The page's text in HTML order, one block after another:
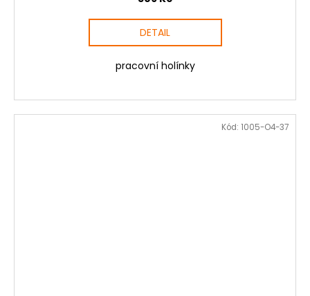
DETAIL
pracovní holínky
Kód: 1005-O4-37